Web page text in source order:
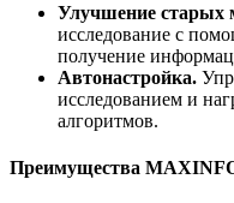
Улучшение старых
исследование с
получение
Автонастройка.
исследованием и
алгоритмов.
Преимущества